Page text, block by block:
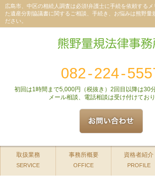
広島市、中区の相続人調査は必須!弁護士に手続を依頼する
た遺産分割協議書に関するご相談、手続き、お悩みは熊野量
ださい。
082-224-
初回は1時間まで5,000円（税抜き）2回目以降は30
メール相談、電話相談は受け付けてお
取扱業務
SERVICE
事務所概要
OFFICE
資格者紹介
PROFILE